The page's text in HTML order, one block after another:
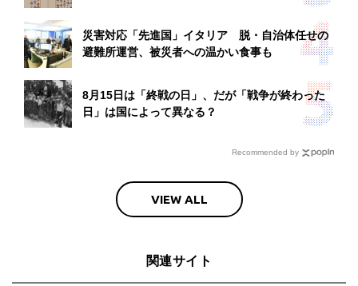
災害対応「先進国」イタリア 脱・自治体任せの
避難所運営、被災者への温かい食事も
8月15日は「終戦の日」、だが「戦争が終わった
日」は国によって異なる？
Recommended by
VIEW ALL
関連サイト